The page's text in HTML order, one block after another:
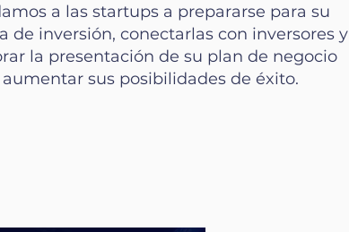
a las startups a prepararse para su
de inversión, conectarlas con inversores y
la presentación de su plan de negocio
sus posibilidades de éxito.